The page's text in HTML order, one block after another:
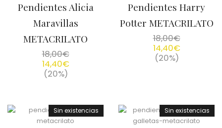
Pendientes Alicia
Maravillas
METACRILATO
18,00€
14,40€
(20%)
Pendientes Harry
Potter METACRILATO
18,00€
14,40€
(20%)
Sin existencias Sin existencias